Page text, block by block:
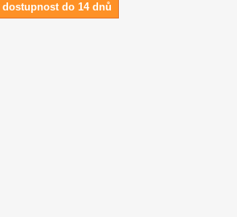
dostupnost do 14 dnů